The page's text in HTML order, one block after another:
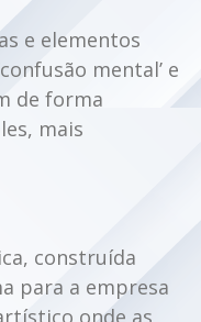
e elementos
mental’ e
de forma
mais
construída
para a empresa